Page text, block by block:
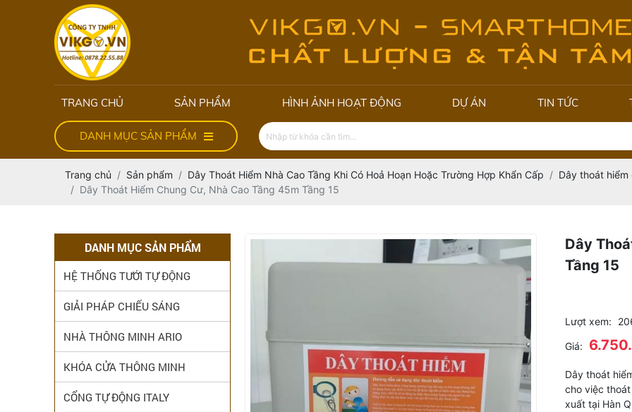
TRANG CHỦ SẢN PHẨM HÌNH ẢNH HOẠT ĐỘNG DỰ ÁN TIN TỨC
DANH MỤC SẢN PHẨM
Trang chủ Sản phẩm Dây Thoát Hiểm Nhà Cao Tầng Khi Có Hoả Hoạn Hoặc Trường Hợp Khẩn Cấp
Dây thoát hiểm
Dây Thoát Hiểm Chung Cư, Nhà Cao Tầng 45m Tầng 15
DANH MỤC SẢN PHẨM
HỆ THỐNG TƯỚI TỰ ĐỘNG
GIẢI PHÁP CHIẾU SÁNG
NHÀ THÔNG MINH ARIO
KHÓA CỬA THÔNG MINH
CỔNG TỰ ĐỘNG ITALY
Dây
Tầng 15
Lượt xem:
Giá:
Dây thoát
cho việc
xuất tại Hàn